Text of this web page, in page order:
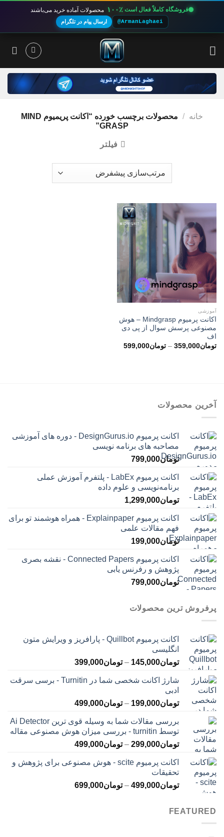
فروشگاه کاملاً فعال است ۱۰۰٪ محصولات آماده خرید می‌باشند
@ArmanLaghaei ارسال پیام در تلگرام
خانه /
محصولات برچسب خورده “اکانت پریمیوم MIND
GRASP”
فیلتر
آموزشی
اکانت پرمیوم Mindgrasp – هوش
مصنوعی پرسش سوال از پی دی
اف
تومان359,000
– تومان599,000محدوده
آخرین محصولات
اکانت پرمیوم DesignGurus.io - دوره ‌های آموزشی
مصاحبه ‌های برنامه نویسی
تومان799,000
اکانت پرمیوم LabEx - پلتفرم آموزش عملی
برنامه‌نویسی و علوم داده
تومان1,299,000
اکانت پرمیوم Explainpaper - همراه هوشمند تو برای
فهم مقالات علمی
تومان199,000
اکانت پرمیوم Connected Papers - نقشه بصری
پژوهش و رفرنس یابی
تومان799,000
پرفروش ترین محصولات
اکانت پرمیوم Quillbot - پارافریز و ویرایش متون
انگلیسی
تومان145,000
– تومان399,000محدوده
تومان145,000
تومان399,000
شارژ اکانت شخصی شما در Turnitin - برسی سرقت
ادبی
تومان199,000
– تومان499,000محدوده
تومان199,000
تا
تومان499,000
بررسی مقالات شما به وسیله قوی ترین Ai Detector
توسط turnitin - بررسی میزان هوش مصنوعی مقاله
تومان299,000
– تومان499,000محدوده
تومان299,000
تومان499,000
اکانت پرمیوم scite - هوش مصنوعی برای پژوهش و
تحقیقات
تومان499,000
– تومان699,000محدوده
FEATURED